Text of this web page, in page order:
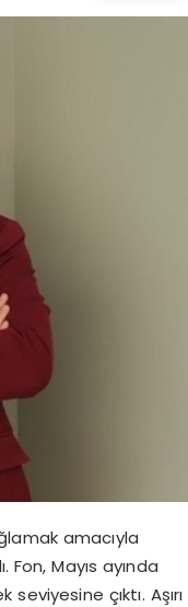
amacıyla
Mayıs ayında
çıktı. Aşırı